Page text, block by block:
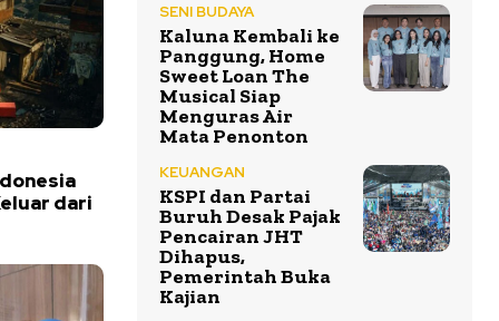
dari
SENI BUDAYA
Kaluna Kembali ke
Panggung, Home
Sweet Loan The
Musical Siap
Menguras Air
Mata Penonton
KEUANGAN
KSPI dan Partai
Buruh Desak Pajak
Pencairan JHT
Dihapus,
Pemerintah Buka
Kajian